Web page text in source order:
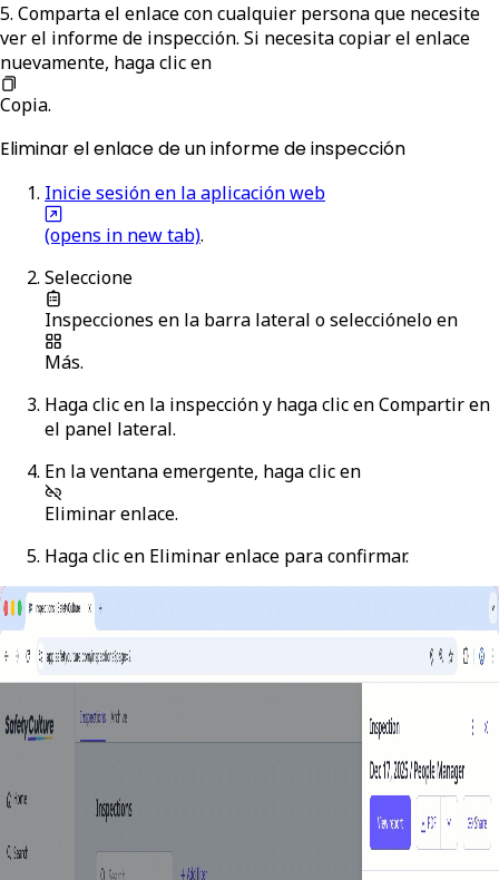
5. Comparta el enlace con cualquier persona que necesite
ver el informe de inspección. Si necesita copiar el enlace
nuevamente, haga clic en
Copia.
Eliminar el enlace de un informe de inspección
Inicie sesión en la aplicación web
(opens in new tab).
Seleccione
Inspecciones en la barra lateral o selecciónelo en
Más.
Haga clic en la inspección y haga clic enCompartiren
el panel lateral.
En la ventana emergente, haga clic en
Eliminar enlace.
Haga clic en Eliminar enlace para confirmar.